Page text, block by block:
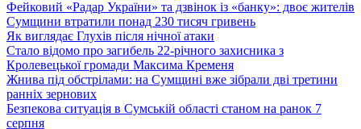
Фейковий «Радар України» та дзвінок із «банку»: двоє жителів
Сумщини втратили понад 230 тисяч гривень
Як виглядає Глухів після нічної атаки
Стало відомо про загибель 22-річного захисника з
Кролевецької громади Максима Кременя
Жнива під обстрілами: на Сумщині вже зібрали дві третини
ранніх зернових
Безпекова ситуація в Сумській області станом на ранок 7
серпня